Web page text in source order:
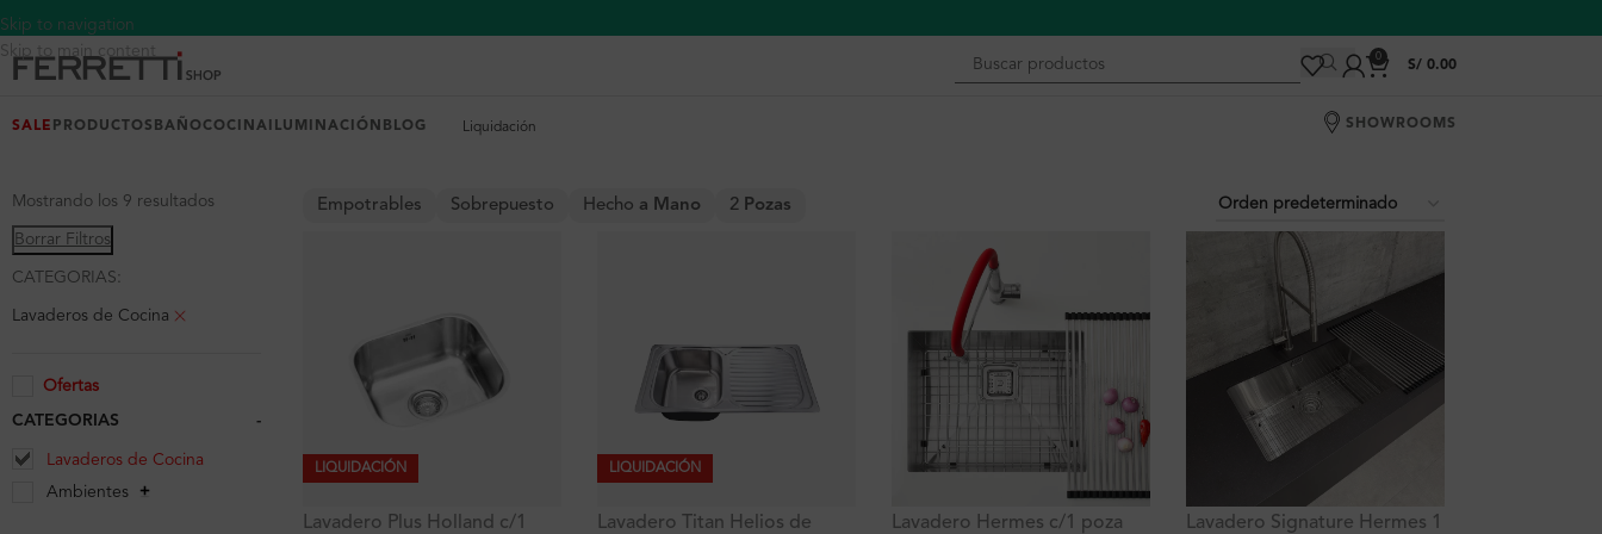
Skip to navigation
Skip to main content
0
S/ 0.00
SALE PRODUCTOS BAÑOCOCINA ILUMINACIÓN BLOG Liquidación SHOWROOMS
Mostrando los 9 resultados
Borrar Filtros
CATEGORIAS:
Lavaderos de Cocina
Ofertas
CATEGORIAS -
Lavaderos de Cocina
Ambientes
Empotrables Sobrepuesto Hecho a Mano 2 Pozas
LIQUIDACIÓN
Lavadero Plus Holland c/1
LIQUIDACIÓN
Lavadero Titan Helios de
Lavadero Hermes c/1 poza
Lavadero Signature Hermes 1